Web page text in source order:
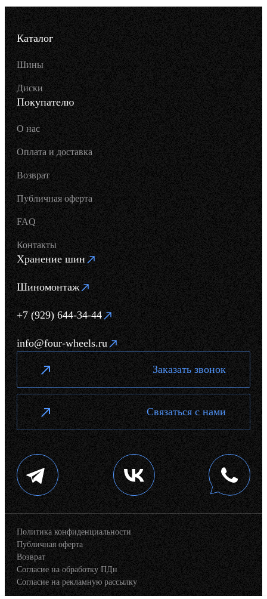
Каталог
Шины
Диски
Покупателю
О нас
Оплата и доставка
Возврат
Публичная оферта
FAQ
Контакты
Хранение шин
Шиномонтаж
+7 (929) 644-34-44
info@four-wheels.ru
Заказать звонок
Связаться с нами
Политика конфиденциальности
Публичная оферта
Возврат
Согласие на обработку ПДн
Согласие на рекламную рассылку